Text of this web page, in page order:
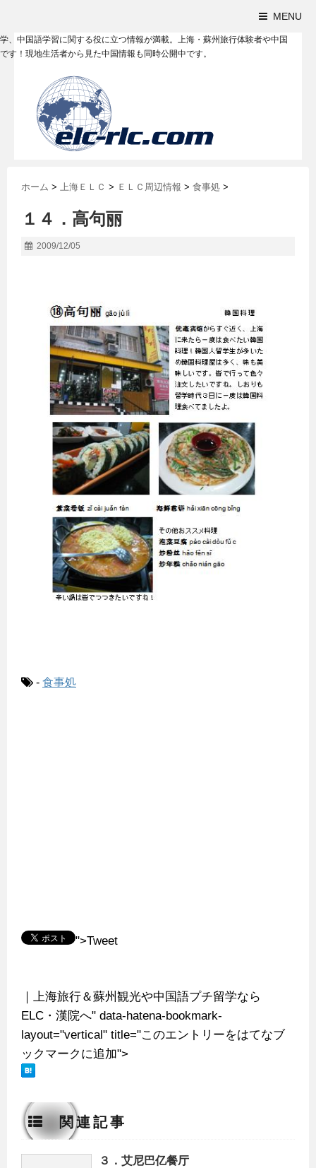
MENU
、中国語学習に関する役に立つ情報が満載。上海・蘇州旅行体験者や中国
す！現地生活者から見た中国情報も同時公開中です。
ホーム > 上海ＥＬＣ > ＥＬＣ周辺情報 > 食事処 >
１４．高句丽
2009/12/05
- 食事処
">Tweet
｜上海旅行＆蘇州観光や中国語プチ留学なら
ELC・漢院へ" data-hatena-bookmark-
layout="vertical" title="このエントリーをはてなブ
ックマークに追加">
関連記事
３．艾尼巴亿餐厅